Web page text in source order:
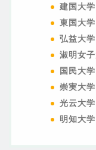
建国大
東国大
弘益大
淑明女
国民大学
崇実大
光云大
明知大学